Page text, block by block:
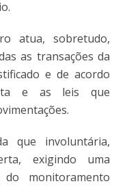
atua, sobretudo,
as transações da
e de acordo
e as leis que
que involuntária,
exigindo uma
do monitoramento